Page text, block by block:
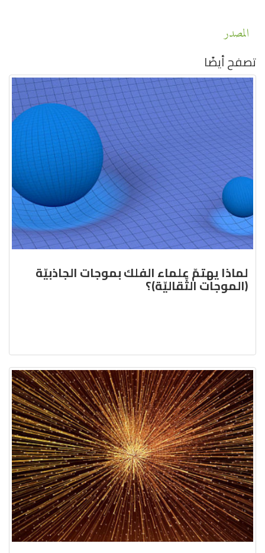
المصدر
تصفح أيضًا
لماذا يهتمّ علماء الفلك بموجات الجاذبيّة
(الموجات الثّقاليّة)؟